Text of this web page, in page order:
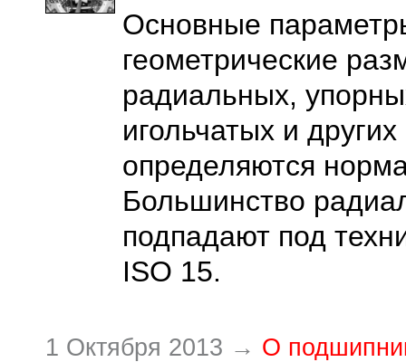
Основные
геометрические
радиальных,
игольчатых и
определяются
Большинство
подпадают под
ISO 15.
1 Октября 2013 → О